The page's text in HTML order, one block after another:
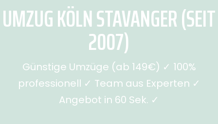
UMZUG KÖLN STAVANGER (SEIT
2007)
Günstige Umzüge (ab 149€) ✓ 100%
professionell ✓ Team aus Experten ✓
Angebot in 60 Sek. ✓